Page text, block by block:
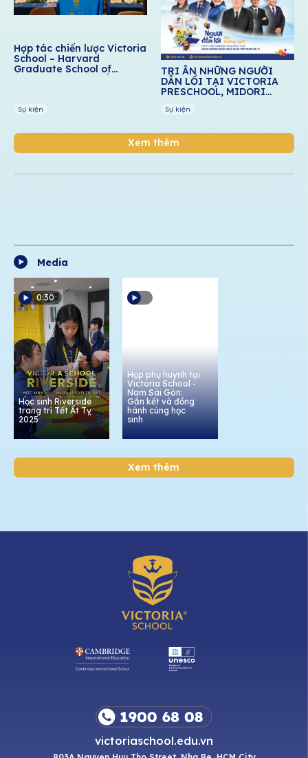
Hợp tác chiến lược Victoria
School – Harvard
Graduate School of
Sự kiện
TRI ÂN NHỮNG NGƯỜI
DẪN LỐI TẠI VICTORIA
PRESCHOOL, MIDORI
SCHOOL
Sự kiện
Xem thêm
Media
0:30
Học sinh Riverside
trang trí Tết Ất Tỵ
2025
Họp phụ huynh tại
Victoria School -
Nam Sài Gòn:
Gắn kết và đồng
hành cùng học
sinh
Xem thêm
victoriaschool.edu.vn